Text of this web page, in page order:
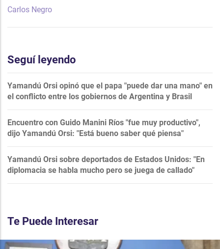
Carlos Negro
Seguí leyendo
Yamandú Orsi opinó que el papa "puede dar una mano" en
el conflicto entre los gobiernos de Argentina y Brasil
Encuentro con Guido Manini Ríos "fue muy productivo",
dijo Yamandú Orsi: "Está bueno saber qué piensa"
Yamandú Orsi sobre deportados de Estados Unidos: "En
diplomacia se habla mucho pero se juega de callado"
Te Puede Interesar